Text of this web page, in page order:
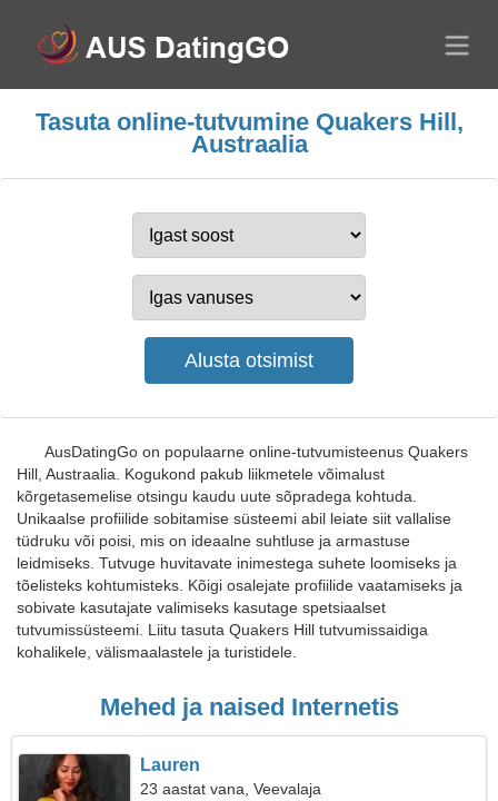
Tasuta online-tutvumine Quakers Hill,
Austraalia
AusDatingGo on populaarne online-tutvumisteenus Quakers
Hill, Austraalia. Kogukond pakub liikmetele võimalust
kõrgetasemelise otsingu kaudu uute sõpradega kohtuda.
Unikaalse profiilide sobitamise süsteemi abil leiate siit vallalise
tüdruku või poisi, mis on ideaalne suhtluse ja armastuse
leidmiseks. Tutvuge huvitavate inimestega suhete loomiseks ja
tõelisteks kohtumisteks. Kõigi osalejate profiilide vaatamiseks ja
sobivate kasutajate valimiseks kasutage spetsiaalset
tutvumissüsteemi. Liitu tasuta Quakers Hill tutvumissaidiga
kohalikele, välismaalastele ja turistidele.
Mehed ja naised Internetis
Lauren
23 aastat vana, Veevalaja